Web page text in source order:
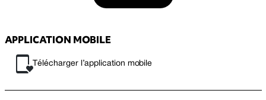
APPLICATION MOBILE
Télécharger l’application mobile